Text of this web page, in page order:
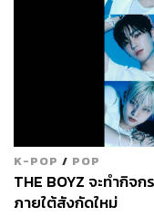
K-POP / POP
THE BOYZ จะทำกิจ
ภายใต้สังกัดใหม่